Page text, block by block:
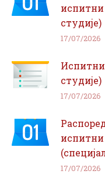
испитни
студије)
17/07/2026
студије)
17/07/2026
17/07/2026